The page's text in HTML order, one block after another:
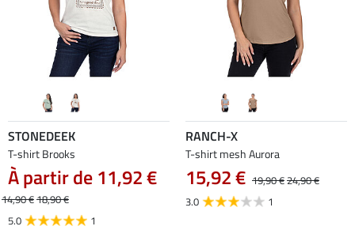
STONEDEEK
T-shirt Brooks
À partir de 11,92 €
14,90 €18,90 €
5.0
1
RANCH-X
T-shirt mesh Aurora
15,92 € 19,90 €24,90 €
3.0
1